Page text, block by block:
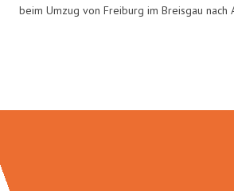
beim Umzug von Freiburg im Breisgau nach